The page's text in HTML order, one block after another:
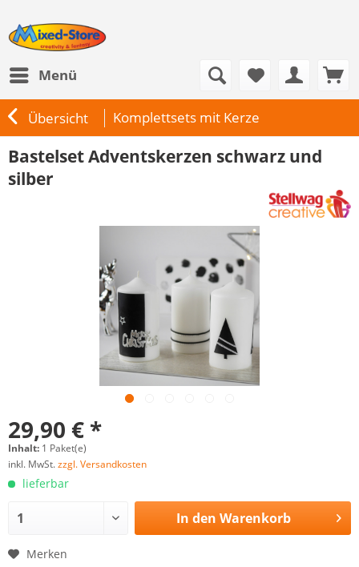
Menü
Übersicht Komplettsets mit Kerze
Bastelset Adventskerzen schwarz und
silber
29,90 € *
Inhalt: 1 Paket(e)
inkl. MwSt.zzgl. Versandkosten
lieferbar
In den Warenkorb
Merken